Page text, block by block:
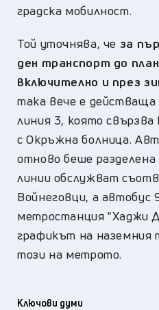
градска мобилност.
Той уточнява, че за
ден транспорт до
включително и през
така вече е
линия 3, която
с Окръжна болница.
отново беше разделена
линии обслужват
Войнеговци, а автобус
метростанция "Хаджи
графикът на наземния
този на метрото.
Ключови думи